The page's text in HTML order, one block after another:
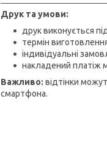
Друк та умови:
друк виконується
термін
індивідуальні
накладений платіж
Важливо: відтінки
смартфона.